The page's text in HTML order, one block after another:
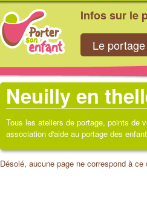
Infos sur le
Le portage
Neuilly en
Tous les ateliers de portage, points de
association d'aide au portage des
Désolé, aucune page ne correspond à ce